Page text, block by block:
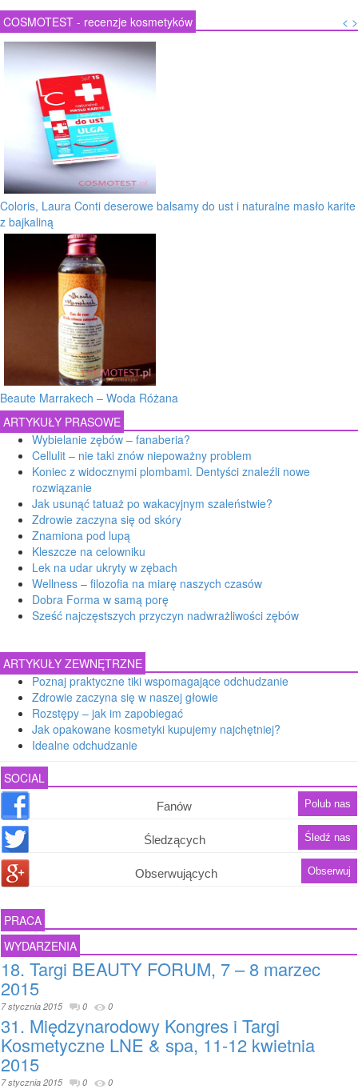
COSMOTEST - recenzje kosmetyków < >
ust i naturalne masło kariteLaura Conti, balsamy do ust i
ARTYKUŁY PRASOWE
Wybielanie zębów – fanaberia?
Cellulit – nie taki znów niepoważny problem
Koniec z widocznymi plombami. Dentyści znaleźli nowe
rozwiązanie
Jak usunąć tatuaż po wakacyjnym szaleństwie?
Zdrowie zaczyna się od skóry
Znamiona pod lupą
Kleszcze na celowniku
Lek na udar ukryty w zębach
Wellness – filozofia na miarę naszych czasów
Dobra Forma w samą porę
Sześć najczęstszych przyczyn nadwrażliwości zębów
ARTYKUŁY ZEWNĘTRZNE
Poznaj praktyczne tiki wspomagające odchudzanie
Zdrowie zaczyna się w naszej głowie
Rozstępy – jak im zapobiegać
Jak opakowane kosmetyki kupujemy najchętniej?
Idealne odchudzanie
SOCIAL
Fanów Polub nas
Śledzących Śledź nas
Obserwujących Obserwuj
PRACA
WYDARZENIA
18. Targi BEAUTY FORUM, 7 – 8 marzec
2015
7 stycznia 2015 0 0
31. Międzynarodowy Kongres i Targi
Kosmetyczne LNE & spa, 11-12 kwietnia
2015
7 stycznia 2015 0 0